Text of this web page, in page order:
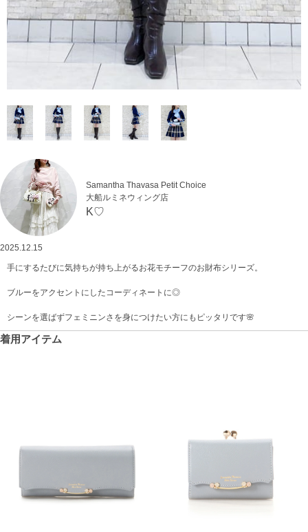
Samantha Thavasa Petit Choice
大船ルミネウィング店
K♡
2025.12.15
手にするたびに気持ちが持ち上がるお花モチーフのお財布シリーズ。
ブルーをアクセントにしたコーディネートに◎
シーンを選ばずフェミニンさを身につけたい方にもピッタリです🌸
着用アイテム